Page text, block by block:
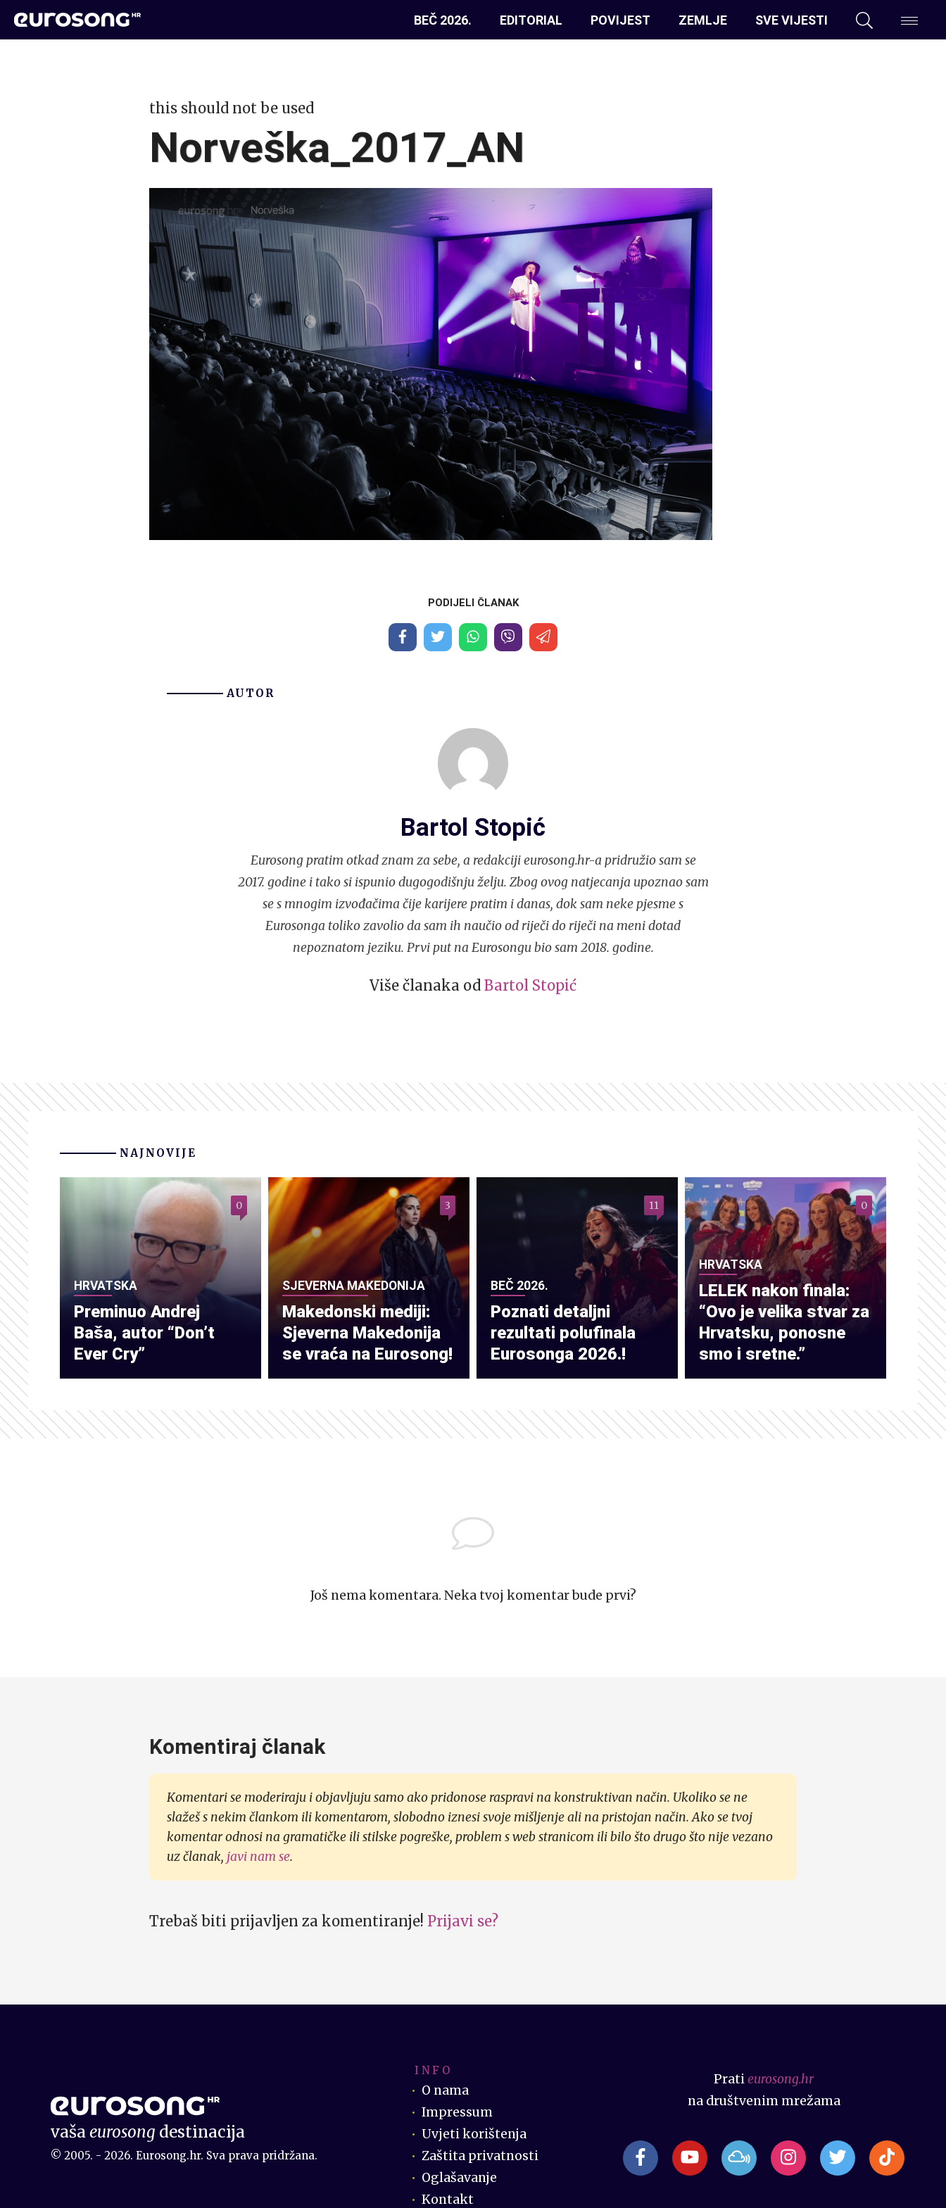
BEČ 2026. EDITORIAL POVIJEST ZEMLJE SVE VIJESTI
this should not be used
Norveška_2017_AN
PODIJELI ČLANAK
AUTOR
Bartol Stopić
Eurosong pratim otkad znam za sebe, a redakciji eurosong.hr-a pridružio sam se
2017. godine i tako si ispunio dugogodišnju želju. Zbog ovog natjecanja upoznao sam
se s mnogim izvođačima čije karijere pratim i danas, dok sam neke pjesme s
Eurosonga toliko zavolio da sam ih naučio od riječi do riječi na meni dotad
nepoznatom jeziku. Prvi put na Eurosongu bio sam 2018. godine.
Više članaka od Bartol Stopić
NAJNOVIJE
HRVATSKA
Preminuo Andrej
Baša, autor “Don’t
Ever Cry”
0
SJEVERNA MAKEDONIJA
Makedonski mediji:
Sjeverna Makedonija
se vraća na Eurosong!
3
BEČ 2026.
Poznati detaljni
rezultati polufinala
Eurosonga 2026.!
11
HRVATSKA
LELEK nakon finala:
“Ovo je velika stvar za
Hrvatsku, ponosne
smo i sretne.”
0
Još nema komentara. Neka tvoj komentar bude prvi?
Komentiraj članak
Komentari se moderiraju i objavljuju samo ako pridonose raspravi na konstruktivan način. Ukoliko se ne
slažeš s nekim člankom ili komentarom, slobodno iznesi svoje mišljenje ali na pristojan način. Ako se tvoj
komentar odnosi na gramatičke ili stilske pogreške, problem s web stranicom ili bilo što drugo što nije vezano
uz članak, javi nam se.
Trebaš biti prijavljen za komentiranje! Prijavi se?
vašaeurosong destinacija
© 2005. - 2026. Eurosong.hr. Sva prava pridržana.
I N F O
O nama
Impressum
Uvjeti korištenja
Zaštita privatnosti
Oglašavanje
Kontakt
Pratieurosong.hr
na društvenim mrežama